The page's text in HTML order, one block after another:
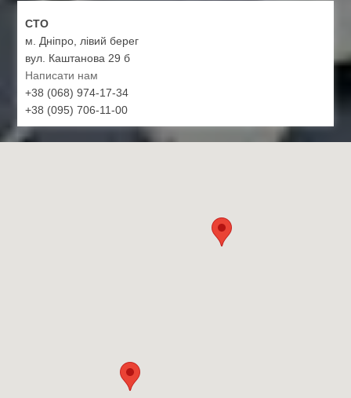
СТО
м. Дніпро, лівий берег
вул. Каштанова 29 б
Написати нам
+38 (068) 974-17-34
+38 (095) 706-11-00